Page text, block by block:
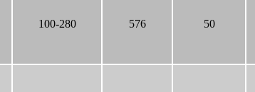
100-280 576 50